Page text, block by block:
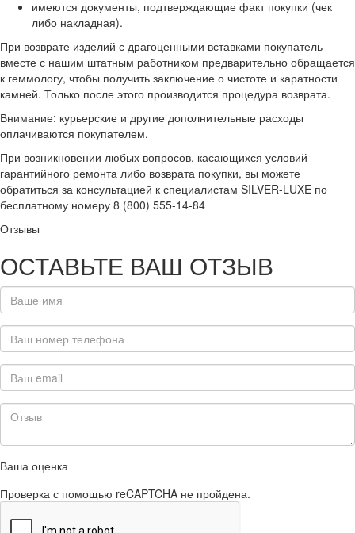
имеются документы, подтверждающие факт покупки (чек
либо накладная).
При возврате изделий с драгоценными вставками покупатель
вместе с нашим штатным работником предварительно обращается
к геммологу, чтобы получить заключение о чистоте и каратности
камней. Только после этого производится процедура возврата.
Внимание: курьерские и другие дополнительные расходы
оплачиваются покупателем.
При возникновении любых вопросов, касающихся условий
гарантийного ремонта либо возврата покупки, вы можете
обратиться за консультацией к специалистам SILVER-LUXE по
бесплатному номеру 8 (800) 555-14-84
Отзывы
ОСТАВЬТЕ ВАШ ОТЗЫВ
Ваша оценка
Проверка с помощью reCAPTCHA не пройдена.